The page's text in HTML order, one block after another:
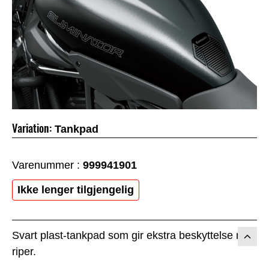
Svart plast-tankpad som gir ekstra beskyttelse mot
riper.
Variation: Tankpad
Varenummer : 999941901
Ikke lenger tilgjengelig